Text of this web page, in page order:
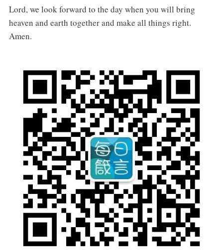
Lord, we look forward to the day when you will bring
heaven and earth together and make all things right.
Amen.